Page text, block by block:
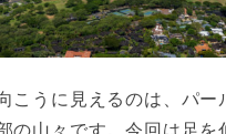
こうに見えるのは、パー
の山々です。今回は足を